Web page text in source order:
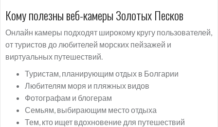
Кому полезны веб-камеры Золотых Песков
Онлайн камеры подходят широкому кругу пользователей,
от туристов до любителей морских пейзажей и
виртуальных путешествий.
Туристам, планирующим отдых в Болгарии
Любителям моря и пляжных видов
Фотографам и блогерам
Семьям, выбирающим место отдыха
Тем, кто ищет вдохновение для путешествий